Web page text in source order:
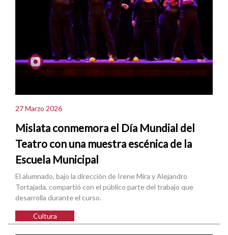
27 Marzo 2026
Mislata conmemora el Día Mundial del
Teatro con una muestra escénica de la
Escuela Municipal
El alumnado, bajo la dirección de Irene Mira y Alejandro
Tortajada, compartió con el público parte del trabajo que
desarrolla durante el curso.
Cultura